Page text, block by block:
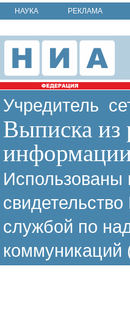
НАУКА РЕКЛАМА
Учредитель
Выписка из
службой по
коммуникаций